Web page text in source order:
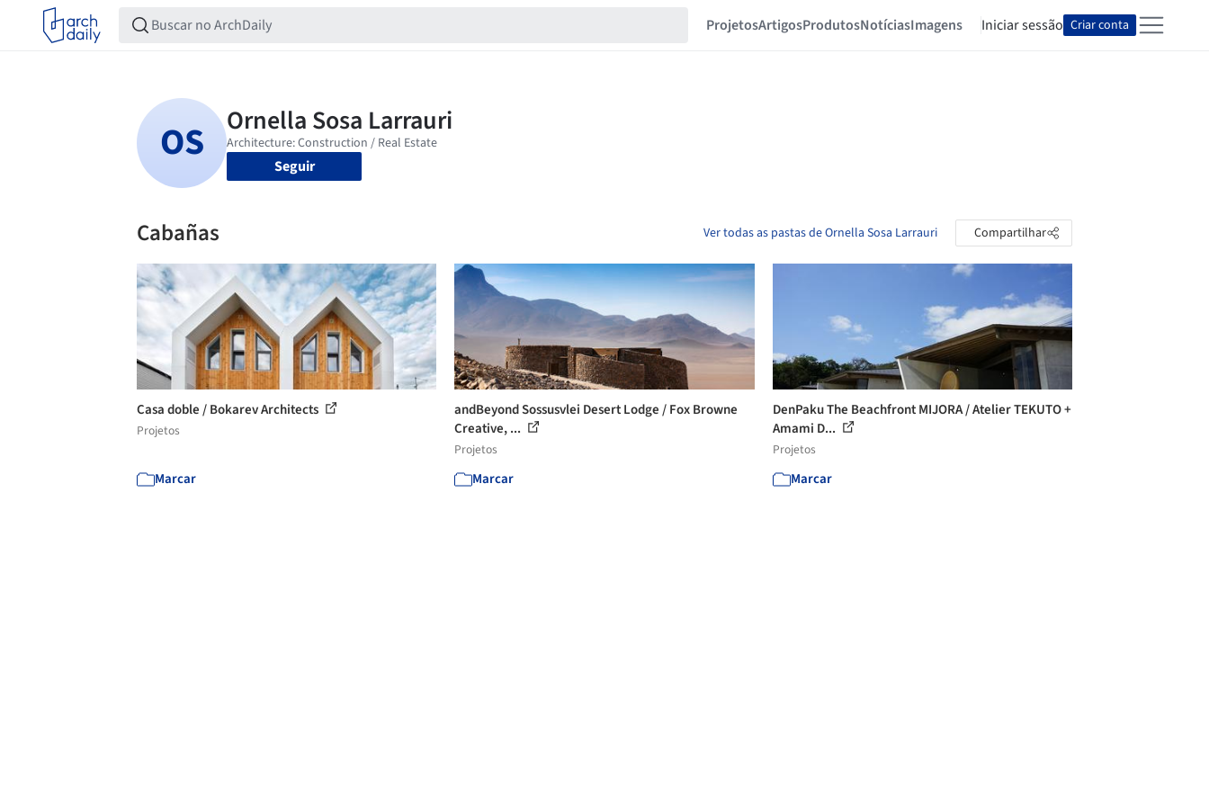
ProjetosArtigosProdutosNotíciasImagens Iniciar sessão Criar conta
Seguir
Cabañas Ver todas as pastas de Ornella Sosa Larrauri Compartilhar
Casa doble / Bokarev Architects
Projetos
Marcar
andBeyond Sossusvlei Desert Lodge / Fox Browne
Creative, ...
Projetos
Marcar
DenPaku The Beachfront MIJORA / Atelier TEKUTO +
Amami D...
Projetos
Marcar